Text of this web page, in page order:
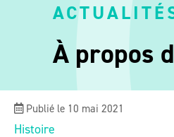
À propos
Publié le 10 mai 2021
Histoire